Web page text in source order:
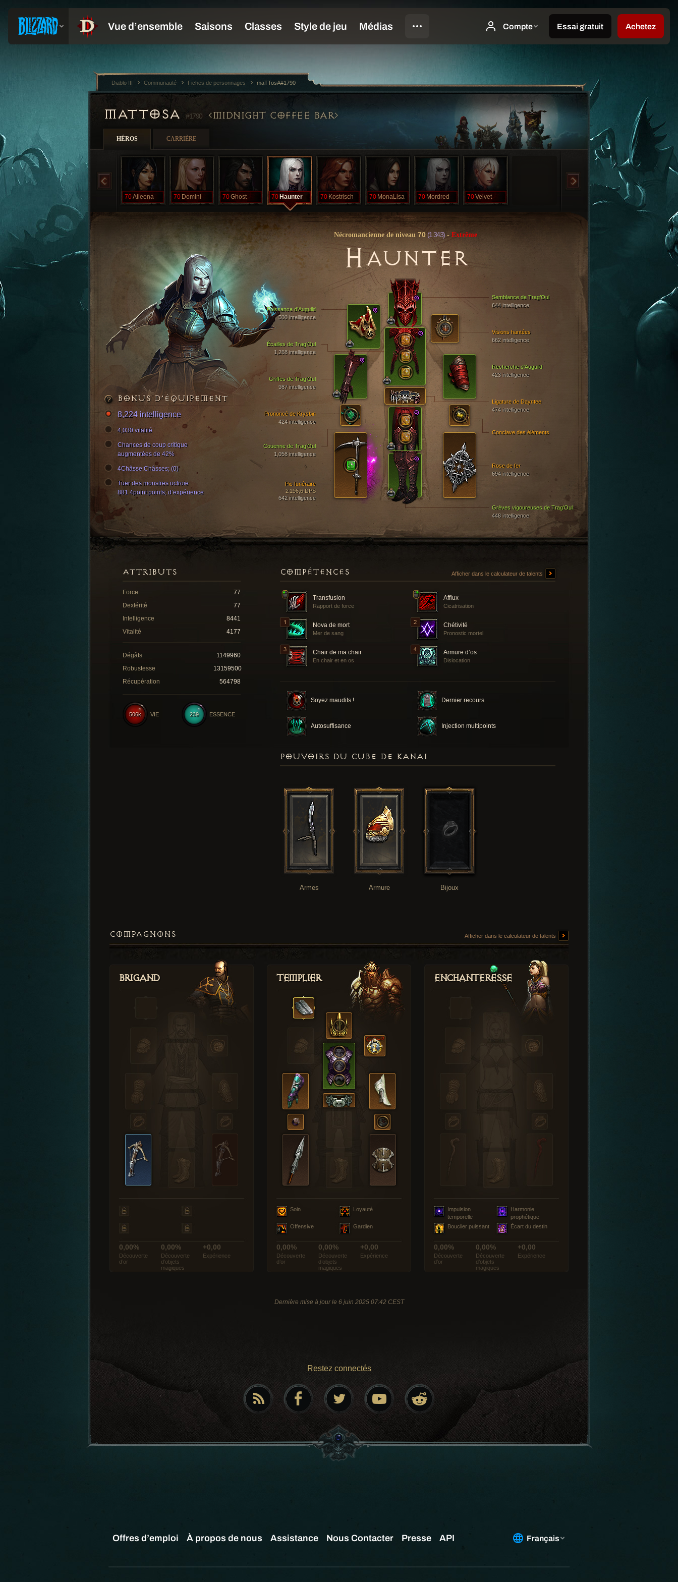
MATTOSA#1790 MIDNIGHT COFFEE BAR
HÉROS CARRIÈRE
70Aileena 70 Domini 70Ghost 70 Haunter 70 Kostrisch 70 MonaLisa 70 Mordred 70Velvet
Nécromancienne de niveau 70(1 343) - Extrême
HAUNTER
Semblance de Trag’Oul
644 intelligence
Écailles de Trag’Oul
1,268 intelligence
Grèves vigoureuses de Trag’Oul
448 intelligence
Griffes de Trag’Oul
987 intelligence
Puissance d’Auguild
500 intelligence
Couenne de Trag’Oul
1,058 intelligence
Recherche d’Auguild
423 intelligence
Pic funéraire
2 196,6 DPS
642 intelligence
Rose de fer
694 intelligence
Ligature de Dayntee
474 intelligence
Conclave des éléments
Prononcé de Krysbin
424 intelligence
Visions hantées
662 intelligence
BONUS D’ÉQUIPEMENT
8,224 intelligence
4,030 vitalité
Chances de coup critique
augmentées de 42%
4Châsse:Châsses; (0)
Tuer des monstres octroie
881 4point:points; d’expérience
COMPÉTENCES Afficher dans le calculateur de talents
Transfusion
Rapport de force
Afflux
Cicatrisation
Nova de mort
Mer de sang
Chétivité
Pronostic mortel
Chair de ma chair
En chair et en os
Armure d’os
Dislocation
Soyez maudits ! Dernier recours
Autosuffisance Injection multipoints
ATTRIBUTS
Force
77
Dextérité
77
Intelligence
8441
Vitalité
4177
Dégâts
1149960
Robustesse
13159500
Récupération
564798
239 ESSENCE
506k VIE
POUVOIRS DU CUBE DE KANAI
Armes Armure Bijoux
COMPAGNONS Afficher dans le calculateur de talents
Brigand
0,00%
Découverte
d’or
0,00%
Découverte
d’objets
magiques
+0,00
Expérience
Templier
Soin Loyauté
Offensive Gardien
0,00%
Découverte
d’or
0,00%
Découverte
d’objets
magiques
+0,00
Expérience
Enchanteresse
Impulsion
temporelle
Harmonie
prophétique
Bouclier puissant
Écart du destin
0,00%
Découverte
d’or
0,00%
Découverte
d’objets
magiques
+0,00
Expérience
Dernière mise à jour le 6 juin 2025 07:42 CEST
Restez connectés
Diablo III Communauté Fiches de personnages maTTosA#1790